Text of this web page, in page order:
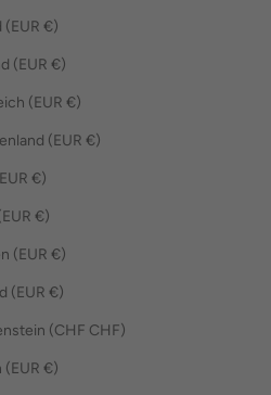
Estland (EUR €)
Finnland (EUR €)
Frankreich (EUR €)
Griechenland (EUR €)
Irland (EUR €)
Italien (EUR €)
Kroatien (EUR €)
Lettland (EUR €)
Liechtenstein (CHF CHF)
Litauen (EUR €)